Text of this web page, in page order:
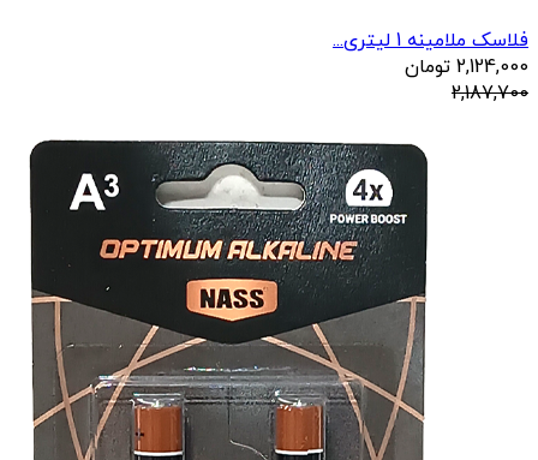
فلاسک ملامینه 1 لیتری...
2,124,000 تومان
2,187,700